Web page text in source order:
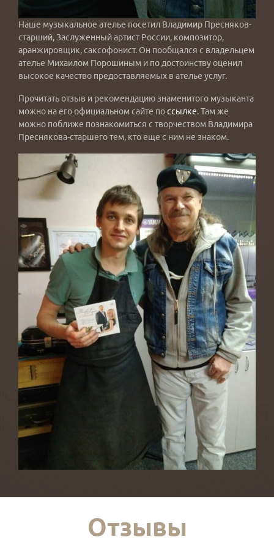
Наше музыкальное ателье посетил Владимир Пресняков-
старший, Заслуженный артист России, композитор,
аранжировщик, саксофонист. Он пообщался с владельцем
ателье Михаилом Порошиным и по достоинству оценил
высокое качество предоставляемых в ателье услуг.
Прочитать отзыв и рекомендацию знаменитого музыканта
можно на его официальном сайте поссылке. Там же
можно поближе познакомиться с творчеством Владимира
Преснякова-старшего тем, кто еще с ним не знаком.
Отзывы